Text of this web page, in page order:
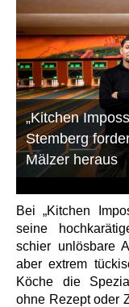
„Kitchen
Stemberg
Mälzer heraus
Bei „Kitchen
seine
schier unlösbare
aber extrem
Köche die
ohne Rezept oder